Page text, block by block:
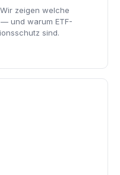
zeigen welche
und warum ETF-
sind.